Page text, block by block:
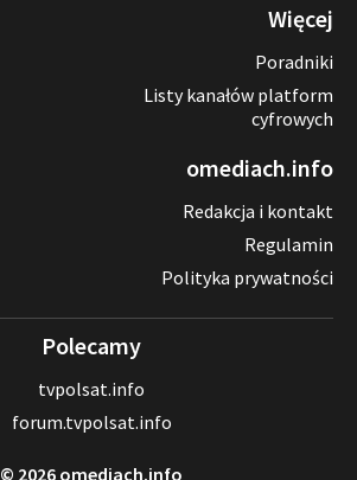
Więcej
Poradniki
Listy kanałów platform
cyfrowych
omediach.info
Redakcja i kontakt
Regulamin
Polityka prywatności
Polecamy
tvpolsat.info
forum.tvpolsat.info
© 2026 omediach.info